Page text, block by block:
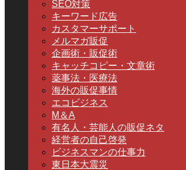
SEO対策
キーワード広告
カスタマーサポート
メルマガ販促
企画術・販促術
キャッチコピー・文章術
薬事法・医療法
海外の販促事情
エコビジネス
M＆A
有名人・芸能人の販促ネタ
経営者の自己啓発
ビジネスマンの仕事力
東日本大震災